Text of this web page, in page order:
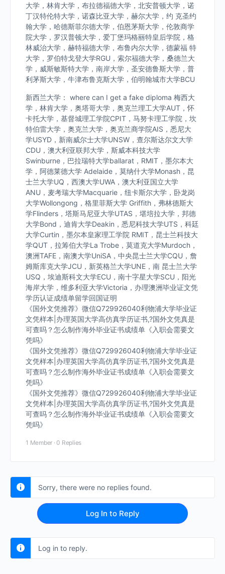
大学，林肯大学，布拉德福德大学，北安普顿大学，诺
丁汉特伦特大学，诺森比亚大学，赫尔大学，约 克圣约
翰大学，哈德斯菲尔德大学，伯恩茅斯大学，伦敦商学
院大学，罗汉普顿大学，爱丁堡玛格丽特皇后学院，格
林威治大学，赫特福德大学，布鲁内尔大学，德蒙福 特
大学，罗伯特戈登大学RGU，索尔福德大学，桑德兰大
学，威斯敏斯特大学，南岸大学，圣安德鲁斯大学，普
利茅斯大学，牛津布鲁克斯大学，伯明翰城市大学BCU
新西兰大学： where can I get a fake diploma 梅西大
学，林肯大学，奥塔哥大学，奥克兰理工大学AUT，怀
卡托大学，基督城理工学院CPIT，马努卡理工学院，坎
特伯雷大学，奥克兰大学，奥克兰商学院AIS，悉尼大
学USYD，新南威尔士大学UNSW，查尔斯达尔文大学
CDU，澳大利亚联邦大学，斯威本科技大学
Swinburne，巴拉瑞特大学ballarat，RMIT，墨尔本大
学，阿德莱德大学 Adelaide，莫纳什大学Monash，昆
士兰大学UQ，西澳大学UWA，澳大利亚国立大学
ANU，麦考瑞大学Macquarie，纽卡斯尔大学，卧龙岗
大学Wollongong，格里菲斯大学 Griffith，弗林德斯大
学Flinders，塔斯马尼亚大学UTAS，堪培拉大学，邦德
大学Bond，迪肯大学Deakin，悉尼科技大学UTS，科廷
大学Curtin，墨尔本皇家理工学院 RMIT，昆士兰科技大
学QUT，拉筹伯大学La Trobe，莫道克大学Murdoch，
澳洲TAFE，南澳大学UniSA，中央昆士兰大学CQU，詹
姆斯库克大学JCU，新英格兰大学UNE，南 昆士兰大学
USQ，埃迪斯科文大学ECU，南十字星大学SCU，阳光
海岸大学，维多利亚大学Victoria，办理澳洲毕业证文凭
学历认证成绩单留学回国证明
《国外文凭推荐》微信Q729926040利物浦大学毕业证
文凭样本|办理英国大学高仿真学历证书,?国外文凭真是
可查吗？怎么制作海外毕业证书成绩单《入职会需要文
凭吗》
《国外文凭推荐》微信Q729926040利物浦大学毕业证
文凭样本|办理英国大学高仿真学历证书,?国外文凭真是
可查吗？怎么制作海外毕业证书成绩单《入职会需要文
凭吗》
《国外文凭推荐》微信Q729926040利物浦大学毕业证
文凭样本|办理英国大学高仿真学历证书,?国外文凭真是
可查吗？怎么制作海外毕业证书成绩单《入职会需要文
凭吗》
1 Member · 0 Replies
Sorry, there were no replies found.
Log In to Reply
Log in to reply.